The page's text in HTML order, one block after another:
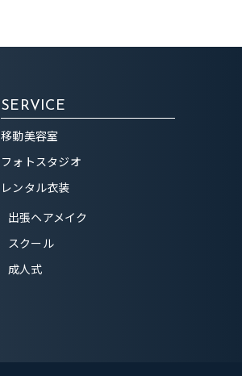
SERVICE
移動美容室
フォトスタジオ
レンタル衣装
出張ヘアメイク
スクール
成人式